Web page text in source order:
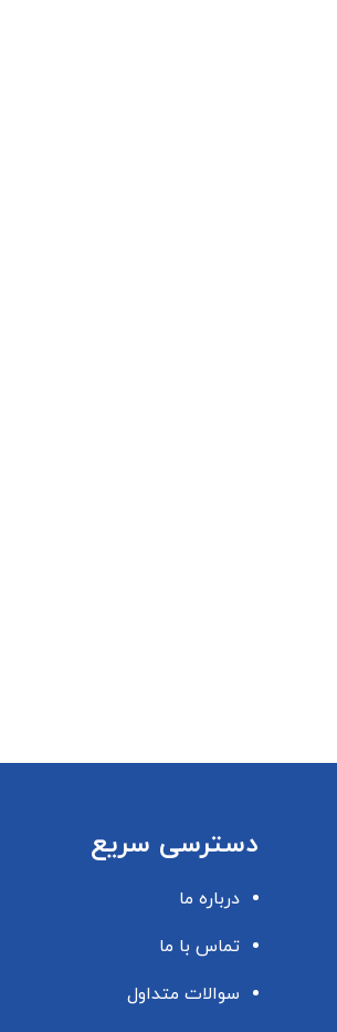
دسترسی سریع
درباره ما
تماس با ما
سوالات متداول